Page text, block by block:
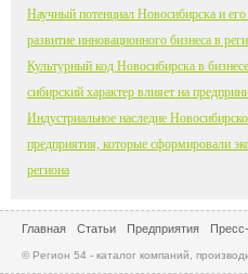
Научный потенциал Новосибирска и
развитие инновационного бизнеса в
Культурный код Новосибирска в
сибирский характер влияет на
Индустриальное наследие
предприятия, которые сформировали
региона
Главная Статьи Предприятия
© Регион 54 - каталог компаний,